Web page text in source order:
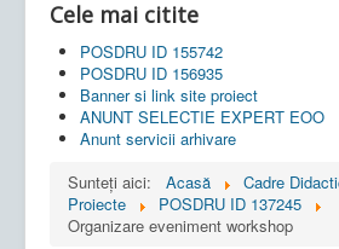
Cele mai citite
POSDRU ID 155742
POSDRU ID 156935
Banner si link site proiect
ANUNT SELECTIE EXPERT EOO
Anunt servicii arhivare
Sunteți aici:
Acasă Cadre
Proiecte
POSDRU ID 137245
Organizare eveniment workshop